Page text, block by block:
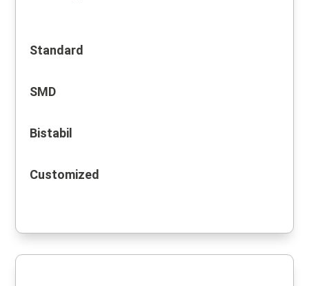
Standard
SMD
Bistabil
Customized